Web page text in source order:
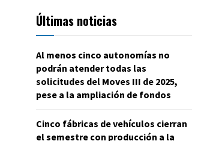
Últimas noticias
Al menos cinco autonomías no
podrán atender todas las
solicitudes del Moves III de 2025,
pese a la ampliación de fondos
Cinco fábricas de vehículos cierran
el semestre con producción a la